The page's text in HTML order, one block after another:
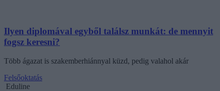
Ilyen diplomával egyből találsz munkát: de mennyit
fogsz keresni?
Több ágazat is szakemberhiánnyal küzd, pedig valahol akár
Felsőoktatás
Eduline